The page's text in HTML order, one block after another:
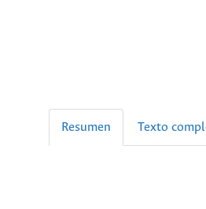
Resumen Texto